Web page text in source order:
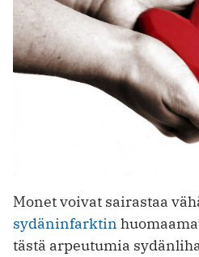
Monet voivat sairastaa
sydäninfarktin
tästä arpeutumia